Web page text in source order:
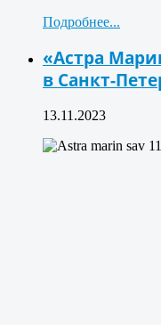
Подробнее...
«Астра
в Санкт-
13.11.2023